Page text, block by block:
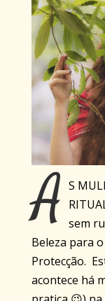
A S
sem
Beleza para
Protecção.
acontece há